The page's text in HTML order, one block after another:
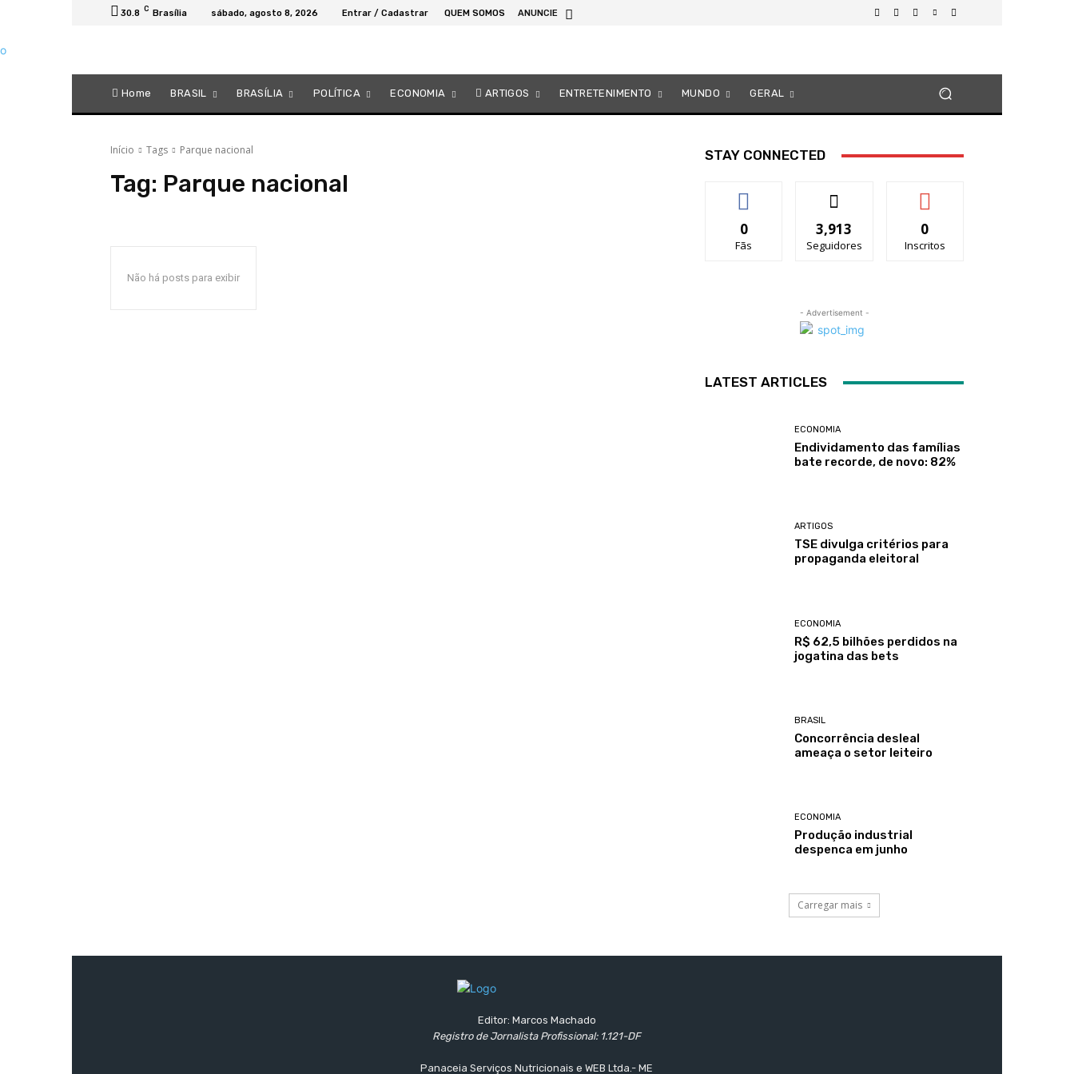
30.8 C Brasília sábado, agosto 8, 2026 Entrar / Cadastrar QUEM SOMOS ANUNCIE
Home BRASIL BRASÍLIA POLÍTICA ECONOMIA ARTIGOS ENTRETENIMENTO MUNDO GERAL
Início Tags Parque nacional
Tag: Parque nacional
Não há posts para exibir
STAY CONNECTED
0
Fãs
3,913
Seguidores
0
Inscritos
- Advertisement -
LATEST ARTICLES
ECONOMIA
Endividamento das famílias
bate recorde, de novo: 82%
ARTIGOS
TSE divulga critérios para
propaganda eleitoral
ECONOMIA
R$ 62,5 bilhões perdidos na
jogatina das bets
BRASIL
Concorrência desleal
ameaça o setor leiteiro
ECONOMIA
Produção industrial
despenca em junho
Carregar mais
Editor: Marcos Machado
Registro de Jornalista Profissional: 1.121-DF
Panaceia Serviços Nutricionais e WEB Ltda.- ME